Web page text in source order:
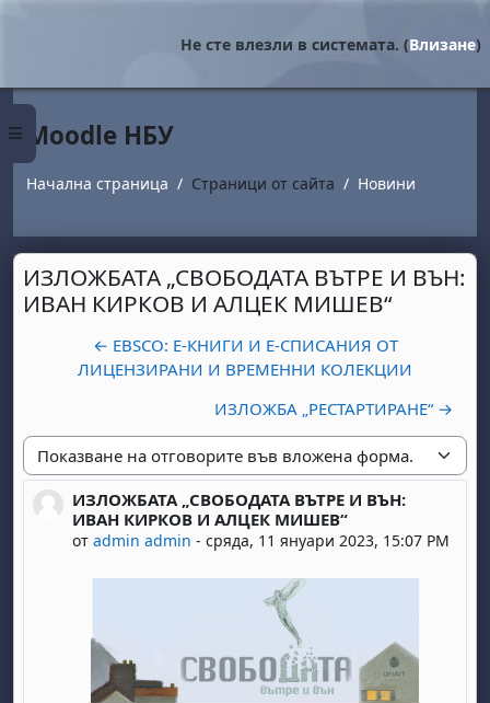
Страничен панел
Не сте влезли в системата. (Влизане)
Moodle НБУ
Начална страница Страници от сайта Новини
ИЗЛОЖБАТА „СВОБОДАТА ВЪТРЕ И ВЪН:
ИВАН КИРКОВ И АЛЦЕК МИШЕВ“
← EBSCO: Е-КНИГИ И Е-СПИСАНИЯ ОТ
ЛИЦЕНЗИРАНИ И ВРЕМЕННИ КОЛЕКЦИИ
ИЗЛОЖБА „РЕСТАРТИРАНЕ“ →
Начин на показване
ИЗЛОЖБАТА „СВОБОДАТА ВЪТРЕ И ВЪН:
ИВАН КИРКОВ И АЛЦЕК МИШЕВ“
отadmin admin -сряда, 11 януари 2023, 15:07 PM
Number of replies: 0